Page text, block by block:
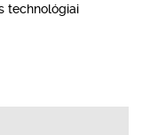
technológiai